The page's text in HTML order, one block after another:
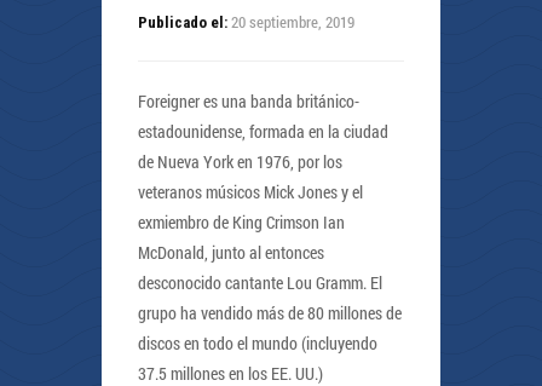
Publicado el: 20 septiembre, 2019
Foreigner es una banda británico-
estadounidense, formada en la ciudad
de Nueva York en 1976, por los
veteranos músicos Mick Jones y el
exmiembro de King Crimson Ian
McDonald, junto al entonces
desconocido cantante Lou Gramm. El
grupo ha vendido más de 80 millones de
discos en todo el mundo (incluyendo
37.5 millones en los EE. UU.)